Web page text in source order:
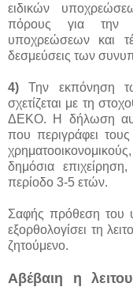
ειδικών
πόρους για την
υποχρεώσεων και
δεσμεύσεις των
4)Την εκπόνηση
σχετίζεται με τη
ΔΕΚΟ. Η δήλωση
που περιγράφει τους
δημόσια
περίοδο 3-5 ετών.
Σαφής πρόθεση του
εξορθολογίσει τη
ζητούμενο.
Αβέβαιη η